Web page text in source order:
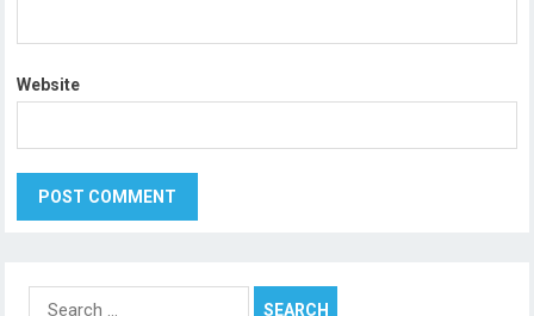
Website
Search